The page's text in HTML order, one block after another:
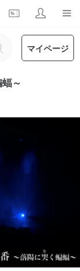
マイページ
～